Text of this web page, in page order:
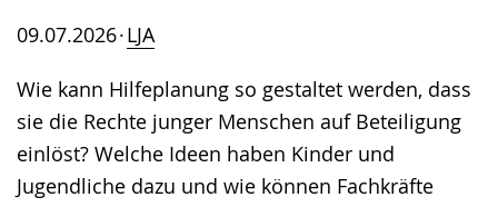
09.07.2026 LJA
Wie kann Hilfeplanung so gestaltet werden, dass
sie die Rechte junger Menschen auf Beteiligung
einlöst? Welche Ideen haben Kinder und
Jugendliche dazu und wie können Fachkräfte